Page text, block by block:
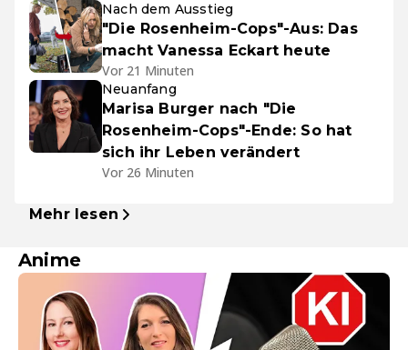
Nach dem Ausstieg
"Die Rosenheim-Cops"-Aus: Das
macht Vanessa Eckart heute
Vor 21 Minuten
Neuanfang
Marisa Burger nach "Die
Rosenheim-Cops"-Ende: So hat
sich ihr Leben verändert
Vor 26 Minuten
Mehr lesen
Anime